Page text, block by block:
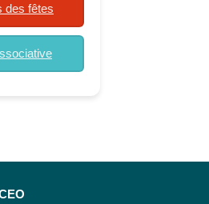
des fêtes